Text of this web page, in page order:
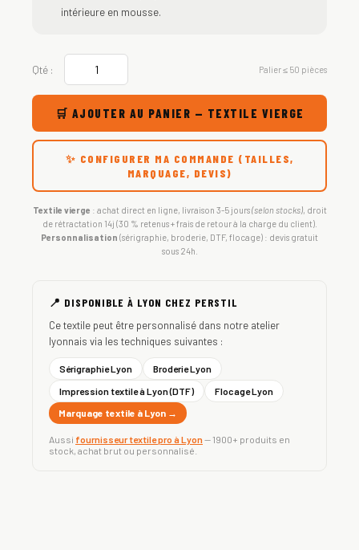
intérieure en mousse.
Qté : Palier ≤ 50 pièces
🛒 AJOUTER AU PANIER — TEXTILE VIERGE
✨ CONFIGURER MA COMMANDE (TAILLES,
MARQUAGE, DEVIS)
Textile vierge : achat direct en ligne, livraison 3-5 jours(selon stocks), droit
de rétractation 14j (30 % retenus + frais de retour à la charge du client).
Personnalisation (sérigraphie, broderie, DTF, flocage) : devis gratuit
sous 24h.
📍 DISPONIBLE À LYON CHEZ PERSTIL
Ce textile peut être personnalisé dans notre atelier
lyonnais via les techniques suivantes :
Sérigraphie Lyon
Broderie Lyon
Impression textile à Lyon (DTF)
Flocage Lyon
Marquage textile à Lyon →
Aussi fournisseur textile pro à Lyon— 1900+ produits en
stock, achat brut ou personnalisé.